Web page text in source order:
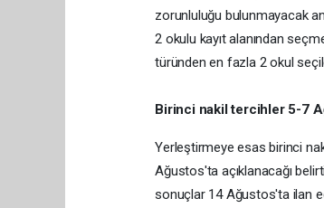
zorunluluğu bulunmayacak
2 okulu kayıt alanından
türünden en fazla 2 okul
Birinci nakil tercihler 5-7
Yerleştirmeye esas birinci
Ağustos'ta açıklanacağı
sonuçlar 14 Ağustos'ta ilan